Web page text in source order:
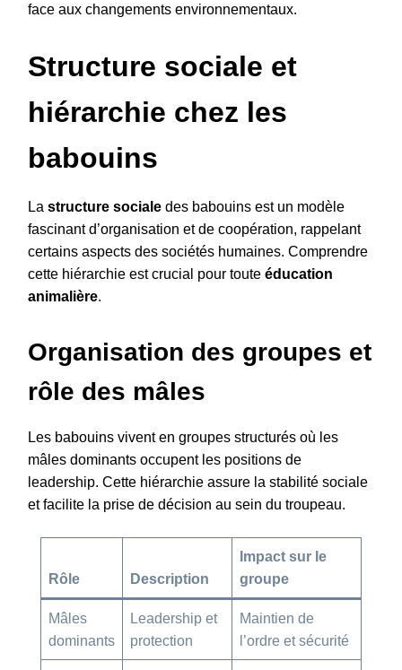
face aux changements environnementaux.
Structure sociale et
hiérarchie chez les
babouins
La structure sociale des babouins est un modèle
fascinant d’organisation et de coopération, rappelant
certains aspects des sociétés humaines. Comprendre
cette hiérarchie est crucial pour toute éducation
animalière.
Organisation des groupes et
rôle des mâles
Les babouins vivent en groupes structurés où les
mâles dominants occupent les positions de
leadership. Cette hiérarchie assure la stabilité sociale
et facilite la prise de décision au sein du troupeau.
Rôle Description
Impact sur le
groupe
Mâles
dominants
Leadership et
protection
Maintien de
l’ordre et sécurité